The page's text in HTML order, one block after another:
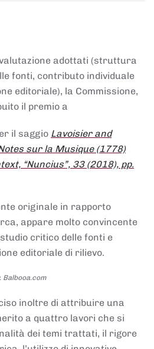
adottati (struttura
fonti, contributo individuale
editoriale), la Commissione,
il premio a
il saggio Lavoisier and
sur la Musique (1778)
“Nuncius”, 33 (2018), pp.
originale in rapporto
appare molto convincente
critico delle fonti e
editoriale di rilievo.
inoltre di attribuire una
a quattro lavori che si
dei temi trattati, il rigore